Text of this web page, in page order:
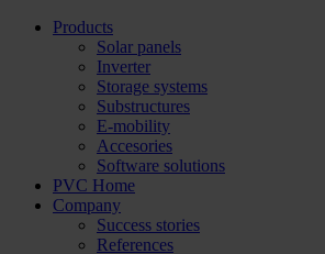
Products
Solar panels
Inverter
Storage systems
Substructures
E-mobility
Accesories
Software solutions
PVC Home
Company
Success stories
References